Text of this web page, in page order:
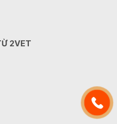
2VET